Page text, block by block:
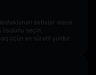
aktivlər əlavə
seçin.
üçün ən sürətli yoldur.